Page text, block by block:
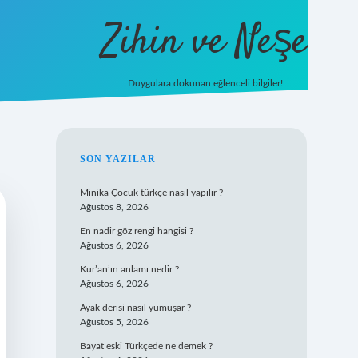
Zihin ve Neşe
Duygulara dokunan eğlenceli bilgiler!
SIDEBAR
SON YAZILAR
Minika Çocuk türkçe nasıl yapılır ?
Ağustos 8, 2026
En nadir göz rengi hangisi ?
Ağustos 6, 2026
Kur’an’ın anlamı nedir ?
Ağustos 6, 2026
Ayak derisi nasıl yumuşar ?
Ağustos 5, 2026
Bayat eski Türkçede ne demek ?